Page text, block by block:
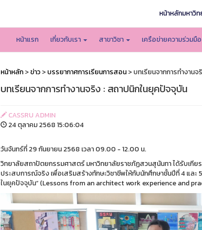
หน้าหลักมหาวิ
หน้าแรก เกี่ยวกับเรา สาขาวิชา เครือข่ายความร่วมมือ
หน้าหลัก>ข่าว>บรรยากาศการเรียนการสอน> บทเรียนจากการทำงาน
บทเรียนจากการทำงานจริง : สถาปนิกในยุคปัจจุบัน
CASSRU ADMIN
24 ตุลาคม 2568 15:06:04
วันจันทร์ที่ 29 กันยายน 2568 เวลา 09.00 - 12.00 น.
วิทยาลัยสถาปัตยกรรมศาสตร์ มหาวิทยาลัยราชภัฏสวนสุนันทา ได้รับเกี
ประสบการณ์จริง เพื่อเสริมสร้างทักษะวิชาชีพให้กับนักศึกษาชั้นปีที่ 4 และ
ในยุคปัจจุบัน” (Lessons from an architect work experience and